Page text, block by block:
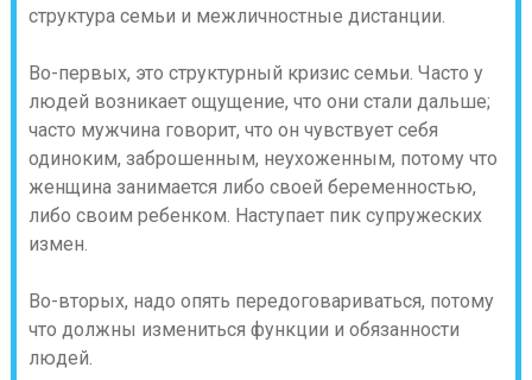
структура семьи и межличностные дистанции.
Во-первых, это структурный кризис семьи. Часто у
людей возникает ощущение, что они стали дальше;
часто мужчина говорит, что он чувствует себя
одиноким, заброшенным, неухоженным, потому что
женщина занимается либо своей беременностью,
либо своим ребенком. Наступает пик супружеских
измен.
Во-вторых, надо опять передоговариваться, потому
что должны измениться функции и обязанности
людей.